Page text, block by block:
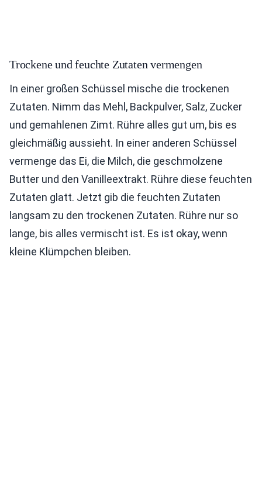
Trockene und feuchte Zutaten vermengen
In einer großen Schüssel mische die trockenen
Zutaten. Nimm das Mehl, Backpulver, Salz, Zucker
und gemahlenen Zimt. Rühre alles gut um, bis es
gleichmäßig aussieht. In einer anderen Schüssel
vermenge das Ei, die Milch, die geschmolzene
Butter und den Vanilleextrakt. Rühre diese feuchten
Zutaten glatt. Jetzt gib die feuchten Zutaten
langsam zu den trockenen Zutaten. Rühre nur so
lange, bis alles vermischt ist. Es ist okay, wenn
kleine Klümpchen bleiben.